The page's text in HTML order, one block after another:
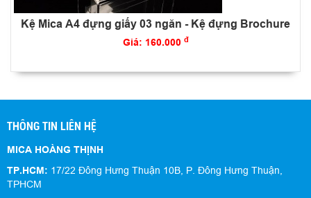
Kệ Mica A4 đựng giấy 03 ngăn - Kệ đựng Brochure
Giá: 160.000 đ
THÔNG TIN LIÊN HỆ
MICA HOÀNG THỊNH
TP.HCM: 17/22 Đông Hưng Thuận 10B, P. Đông Hưng Thuận,
TPHCM